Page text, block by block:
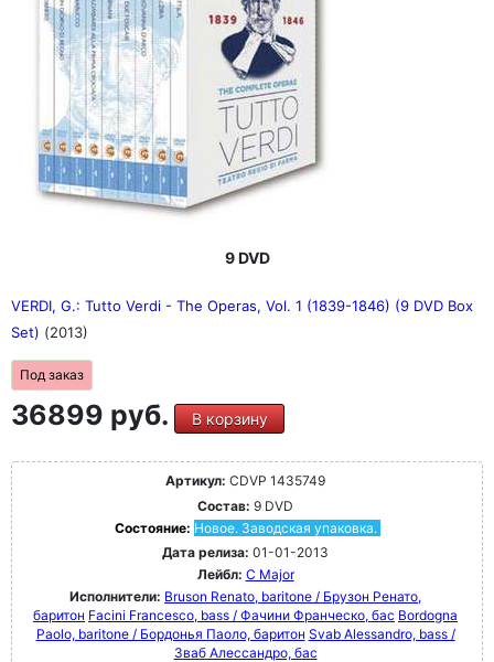
9 DVD
VERDI, G.: Tutto Verdi - The Operas, Vol. 1 (1839-1846) (9 DVD Box
Set) (2013)
Под заказ
36899 руб. В корзину
Артикул: CDVP 1435749
Состав: 9 DVD
Состояние: Новое. Заводская упаковка.
Дата релиза: 01-01-2013
Лейбл: C Major
Исполнители: Bruson Renato, baritone / Брузон Ренато,
баритон Facini Francesco, bass / Фачини Франческо, бас Bordogna
Paolo, baritone / Бордонья Паоло, баритон Svab Alessandro, bass /
Зваб Алессандро, бас